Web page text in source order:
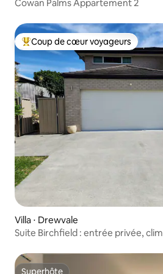
Cowan Palms Appartement 2
Coups de cœur voyageurs les plus
Coup de cœur voyageurs
Villa ⋅ Drewvale
Suite Birchfield : entrée privée,
Superhôte